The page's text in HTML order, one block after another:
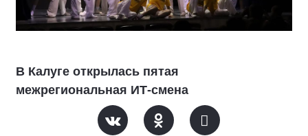
В Калуге открылась пятая
межрегиональная ИТ-смена